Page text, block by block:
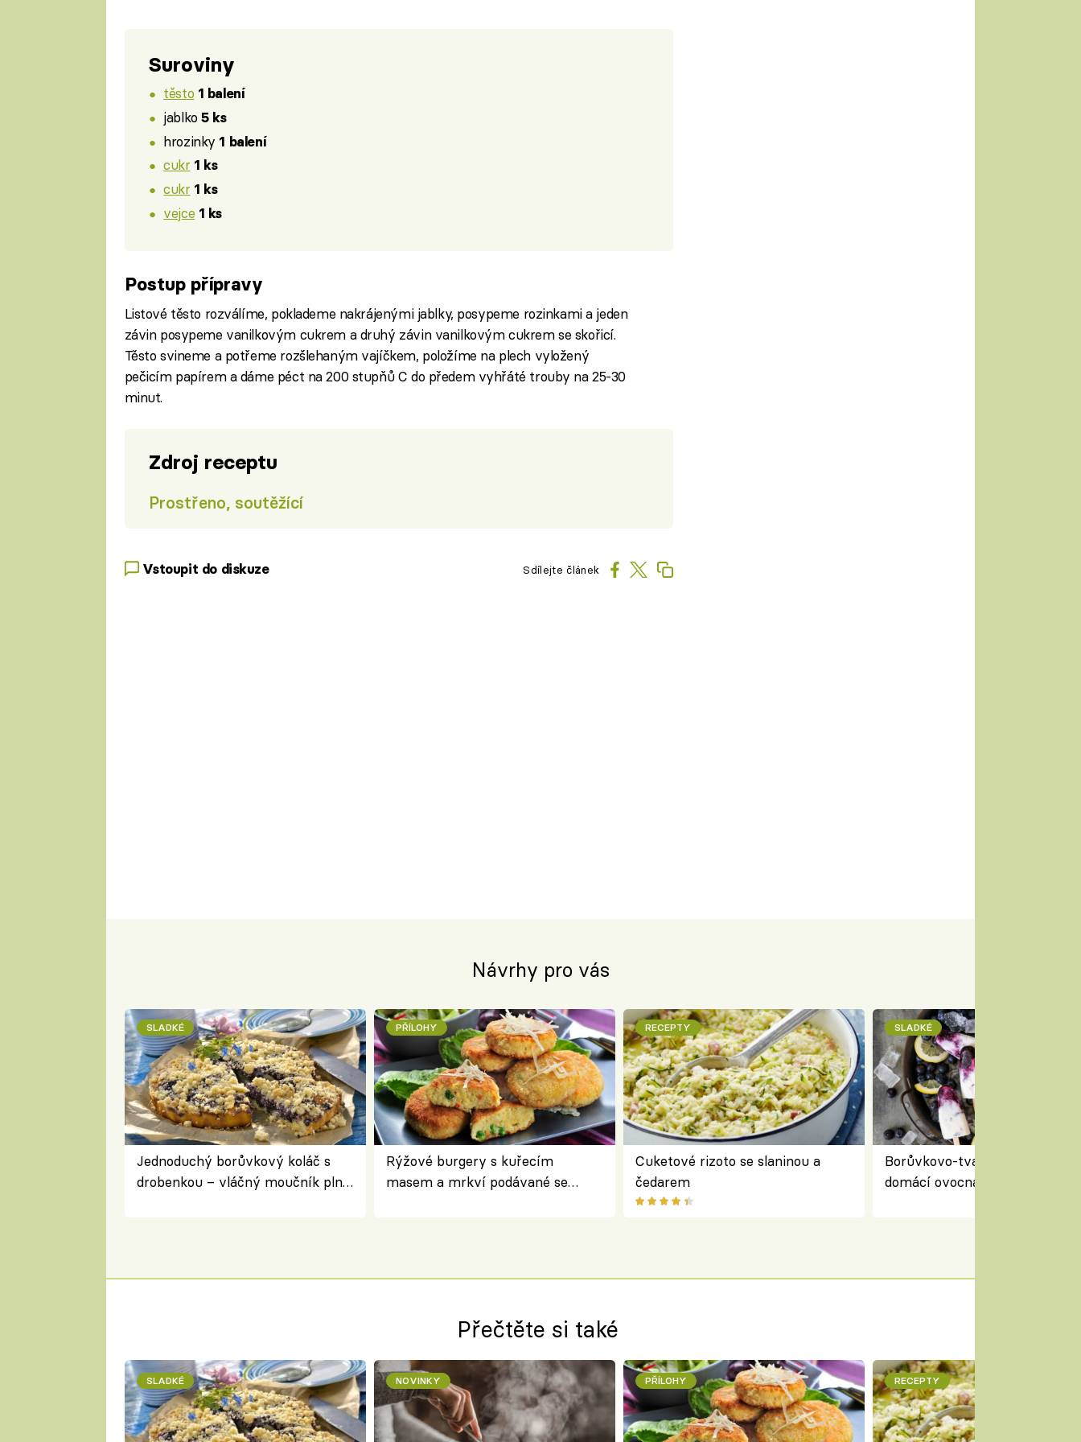
Suroviny
těsto 1 balení
jablko5 ks
hrozinky 1 balení
cukr 1 ks
cukr 1 ks
vejce 1 ks
Postup přípravy
Listové těsto rozválíme, poklademe nakrájenými jablky, posypeme rozinkami a jeden
závin posypeme vanilkovým cukrem a druhý závin vanilkovým cukrem se skořicí.
Těsto svineme a potřeme rozšlehaným vajíčkem, položíme na plech vyložený
pečicím papírem a dáme péct na 200 stupňů C do předem vyhřáté trouby na 25-30
minut.
Zdroj receptu
Prostřeno, soutěžící
Vstoupit do diskuze Sdílejte článek
Návrhy pro vás
SLADKÉ
Jednoduchý borůvkový koláč s
drobenkou – vláčný moučník plný
PŘÍLOHY
Rýžové burgery s kuřecím
masem a mrkví podávané se
RECEPTY
Cuketové rizoto se slaninou a
čedarem
SLADKÉ
Borůvkovo-tvarohové nanuky
domácí ovocná zmrzlina na
Přečtěte si také
SLADKÉ NOVINKY PŘÍLOHY RECEPTY